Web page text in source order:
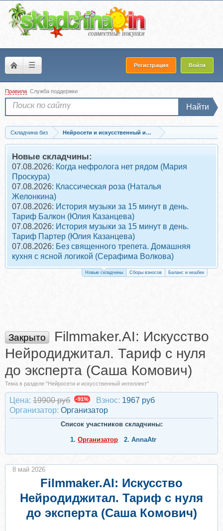
☰ Регистрация Войти
Правила Служба поддержки
Найти
Складчина биз
Нейросети и искусственный интеллект
Скачать Filmmaker.AI: Искусство Нейродиджитал. Тариф с нуля до эксперта...
Новые складчины:
07.08.2026: Когда нефролога нет рядом (Мария
Проскура)
07.08.2026: Классическая роза (Наталья
Желонкина)
07.08.2026: История музыки за 15 минут в день.
Тариф Балкон (Юлия Казанцева)
07.08.2026: История музыки за 15 минут в день.
Тариф Партер (Юлия Казанцева)
07.08.2026: Без священного трепета. Домашняя
кухня с ясной логикой (Серафима Волкова)
Новые складчины Сборы взносов Баланс и кешбек
Закрыто
Filmmaker.AI: Искусство
Нейродиджитал. Тариф с нуля
до эксперта (Саша Комович)
Тема в разделе "Нейросети и искусственный интеллект"
Цена: 19900 руб -91% Взнос: 1967 руб
Организатор: Организатор
Список участников складчины:
1. Организатор 2. AnnaAtr
Filmmaker.AI: Искусство
Нейродиджитал. Тариф с нуля
до эксперта (Саша Комович)
8 май 2026